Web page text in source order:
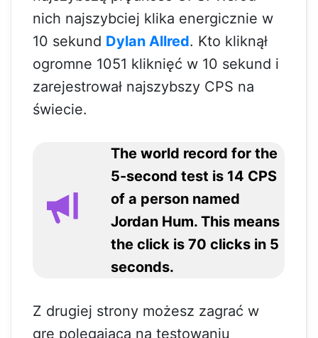
nich najszybciej klika energicznie w
10 sekund Dylan Allred. Kto kliknął
ogromne 1051 kliknięć w 10 sekund i
zarejestrował najszybszy CPS na
świecie.
The world record for the
5-second test is 14 CPS
of a person named
Jordan Hum. This means
the click is 70 clicks in 5
seconds.
Z drugiej strony możesz zagrać w
grę polegającą na testowaniu